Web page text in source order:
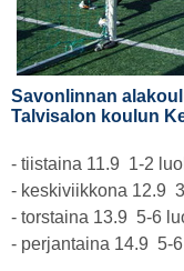
Savonlinnan
Talvisalon koulun
- tiistaina 11.9 1-2
- keskiviikkona 12.9
- torstaina 13.9 5-6
- perjantaina 14.9 5-